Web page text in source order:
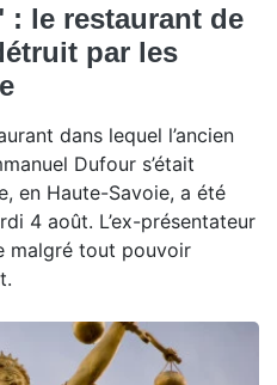
: le restaurant de
par les
dans lequel l’ancien
Dufour s’était
en Haute-Savoie, a été
4 août. L’ex-présentateur
malgré tout pouvoir